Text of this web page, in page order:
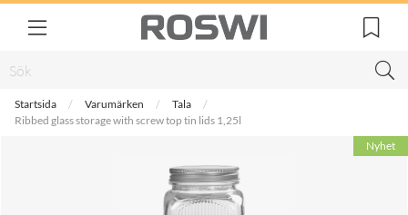
Startsida Varumärken
Tala
Ribbed glass storage with screw top tin lids 1,25l
Nyhet